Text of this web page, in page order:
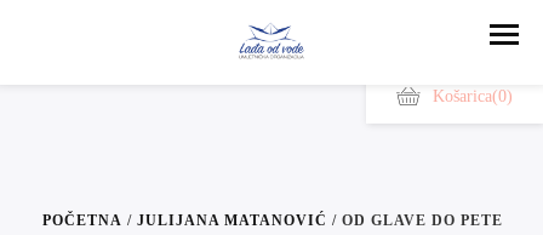
Košarica(0)
POČETNA / JULIJANA MATANOVIĆ / OD GLAVE DO PETE